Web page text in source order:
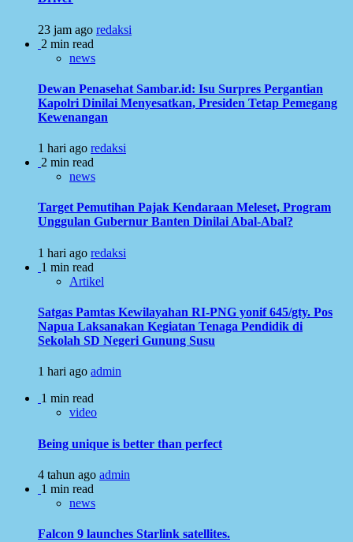
23 jam ago redaksi
2 min read
news
Dewan Penasehat Sambar.id: Isu Surpres Pergantian
Kapolri Dinilai Menyesatkan, Presiden Tetap Pemegang
Kewenangan
1 hari ago redaksi
2 min read
news
Target Pemutihan Pajak Kendaraan Meleset, Program
Unggulan Gubernur Banten Dinilai Abal-Abal?
1 hari ago redaksi
1 min read
Artikel
Satgas Pamtas Kewilayahan RI-PNG yonif 645/gty. Pos
Napua Laksanakan Kegiatan Tenaga Pendidik di
Sekolah SD Negeri Gunung Susu
1 hari ago admin
1 min read
video
Being unique is better than perfect
4 tahun ago admin
1 min read
news
Falcon 9 launches Starlink satellites.